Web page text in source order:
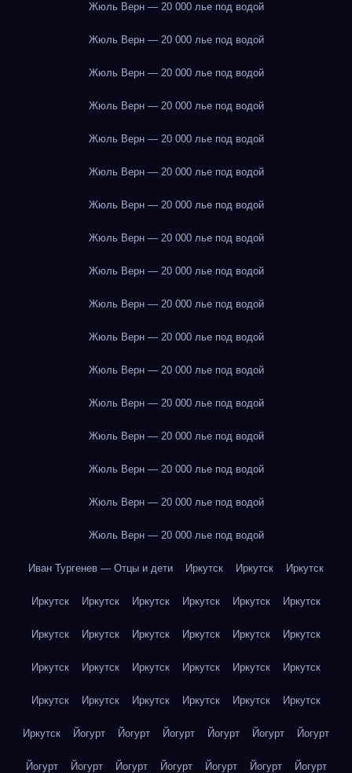
Жюль Верн — 20 000 лье под водой
Жюль Верн — 20 000 лье под водой
Жюль Верн — 20 000 лье под водой
Жюль Верн — 20 000 лье под водой
Жюль Верн — 20 000 лье под водой
Жюль Верн — 20 000 лье под водой
Жюль Верн — 20 000 лье под водой
Жюль Верн — 20 000 лье под водой
Жюль Верн — 20 000 лье под водой
Жюль Верн — 20 000 лье под водой
Жюль Верн — 20 000 лье под водой
Жюль Верн — 20 000 лье под водой
Жюль Верн — 20 000 лье под водой
Жюль Верн — 20 000 лье под водой
Жюль Верн — 20 000 лье под водой
Жюль Верн — 20 000 лье под водой
Жюль Верн — 20 000 лье под водой
Иван Тургенев — Отцы и дети Иркутск Иркутск Иркутск
Иркутск Иркутск Иркутск Иркутск Иркутск Иркутск
Иркутск Иркутск Иркутск Иркутск Иркутск Иркутск
Иркутск Иркутск Иркутск Иркутск Иркутск Иркутск
Иркутск Иркутск Иркутск Иркутск Иркутск Иркутск
Иркутск Йогурт Йогурт Йогурт Йогурт Йогурт Йогурт
Йогурт Йогурт Йогурт Йогурт Йогурт Йогурт Йогурт